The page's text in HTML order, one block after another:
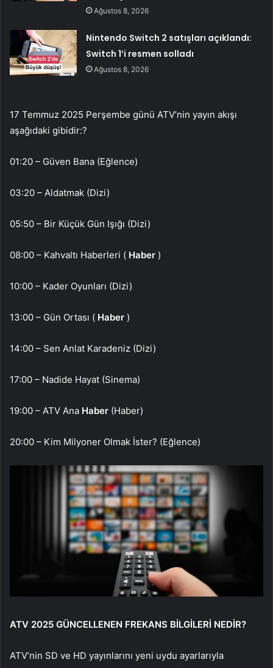
Ağustos 8, 2026
Nintendo Switch 2 satışları açıklandı:
Switch 1’i resmen solladı
Ağustos 8, 2026
17 Temmuz 2025 Perşembe günü ATV’nin yayın akışı
aşağıdaki gibidir:?
01:20 – Güven Bana (Eğlence)
03:20 – Aldatmak (Dizi)
05:50 – Bir Küçük Gün Işığı (Dizi)
08:00 – Kahvaltı Haberleri ( Haber )
10:00 – Kader Oyunları (Dizi)
13:00 – Gün Ortası ( Haber )
14:00 – Sen Anlat Karadeniz (Dizi)
17:00 – Nadide Hayat (Sinema)
19:00 – ATV Ana Haber (Haber)
20:00 – Kim Milyoner Olmak İster? (Eğlence)
ATV 2025 GÜNCELLENEN FREKANS BİLGİLERİ NEDİR?
ATV’nin SD ve HD yayınlarını yeni uydu ayarlarıyla